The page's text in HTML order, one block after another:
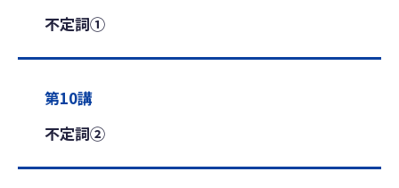
不定詞①
第10講
不定詞②